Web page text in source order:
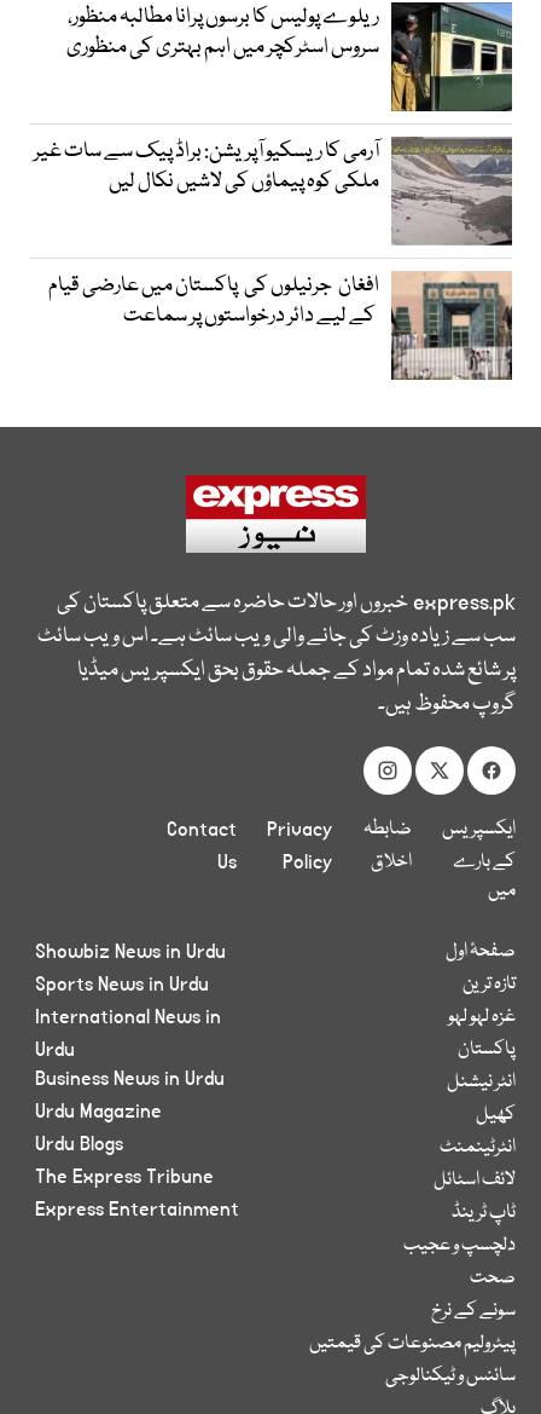
ریلوے پولیس کا برسوں پرانا مطالبہ منظور،
سروس اسٹرکچر میں اہم بہتری کی منظوری
آرمی کا ریسکیو آپریشن: براڈ پیک سے سات غیر
ملکی کوہ پیماؤں کی لاشیں نکال لیں
افغان جرنیلوں کی پاکستان میں عارضی قیام
کے لیے دائر درخواستوں پر سماعت
express.pkخبروں اور حالات حاضرہ سے متعلق پاکستان کی
سب سے زیادہ وزٹ کی جانے والی ویب سائٹ ہے۔ اس ویب سائٹ
پر شائع شدہ تمام مواد کے جملہ حقوق بحق ایکسپریس میڈیا
گروپ محفوظ ہیں۔
ایکسپریس
کے بارے
میں
ضابطہ
اخلاق
Privacy
Policy
Contact
Us
صفحۂ اول
تازہ ترین
غزہ لہو لہو
پاکستان
انٹر نیشنل
کھیل
انٹرٹینمنٹ
لائف اسٹائل
ٹاپ ٹرینڈ
دلچسپ و عجیب
صحت
سونے کے نرخ
پیٹرولیم مصنوعات کی قیمتیں
سائنس و ٹیکنالوجی
Showbiz News in Urdu
Sports News in Urdu
International News in
Urdu
Business News in Urdu
Urdu Magazine
Urdu Blogs
The Express Tribune
Express Entertainment